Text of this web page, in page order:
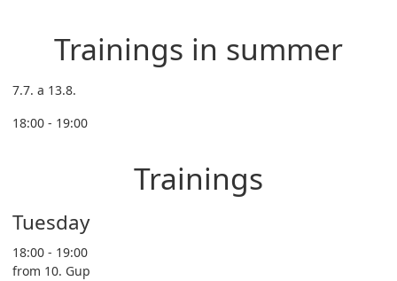
Trainings in summer
7.7. a 13.8.
18:00 - 19:00
Trainings
Tuesday
18:00 - 19:00
from 10. Gup